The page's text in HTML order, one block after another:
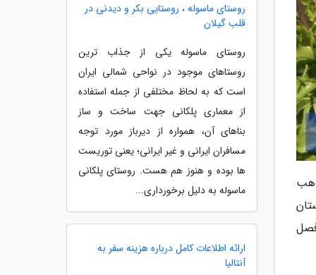
مواهب
روستای ماسوله ، روستایی بکر و دیدنی در
قلب گیلان
روستای ماسوله یکی از جذاب ترین
روستاهای موجود در نواحی شمالی ایران
است که به لحاظ مختلفی از جمله استفاده
از معماری پلکانی جهت ساخت و ساز
بناهای آن، همواره از دیرباز مورد توجه
مسافران ایرانی و غیر ایرانی؛ یعنی توریست
ها بوده و هنوز هم هست. روستای پلکانی
ماسوله به دلیل برخورداری...
ارائه اطلاعات کامل درباره هزینه سفر به
آنتالیا